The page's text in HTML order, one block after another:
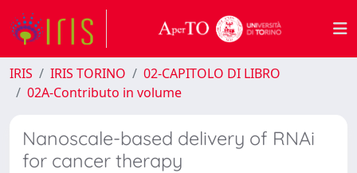
IRIS IRIS TORINO
02-CAPITOLO DI LIBRO
02A-Contributo in volume
Nanoscale-based delivery of RNAi
for cancer therapy